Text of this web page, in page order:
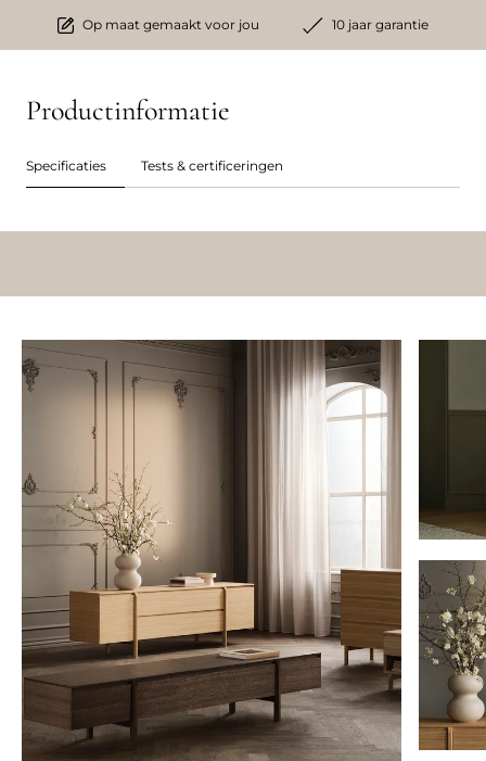
Op maat gemaakt voor jou 10 jaar garantie
Productinformatie
Specificaties Tests & certificeringen